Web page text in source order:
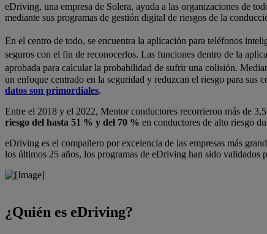
eDriving, una empresa de Solera, ayuda a las organizaciones de
mediante sus programas de gestión digital de riesgos de la
En el centro de todo, se encuentra la aplicación para teléfonos
seguros con el fin de reconocerlos. Las funciones dentro de la
aprobada para calcular la probabilidad de sufrir una colisión.
un enfoque centrado en la seguridad y reduzcan el riesgo para sus
datos son primordiales.
Entre el 2018 y el 2022, Mentor conductores recorrieron más de
riesgo del hasta 51 % y del 70 % en conductores de alto riesgo
eDriving es el compañero por excelencia de las empresas más
los últimos 25 años, los programas de eDriving han sido validados
¿Quién es eDriving?